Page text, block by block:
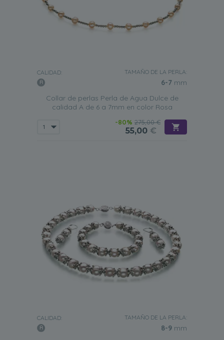
CALIDAD: TAMAÑO DE LA PERLA:
6-7 mm
Collar de perlas Perla de Agua Dulce de
calidad A de 6 a 7mm en color Rosa
-80% 275,00 €
55,00 €
CALIDAD: TAMAÑO DE LA PERLA:
8-9 mm